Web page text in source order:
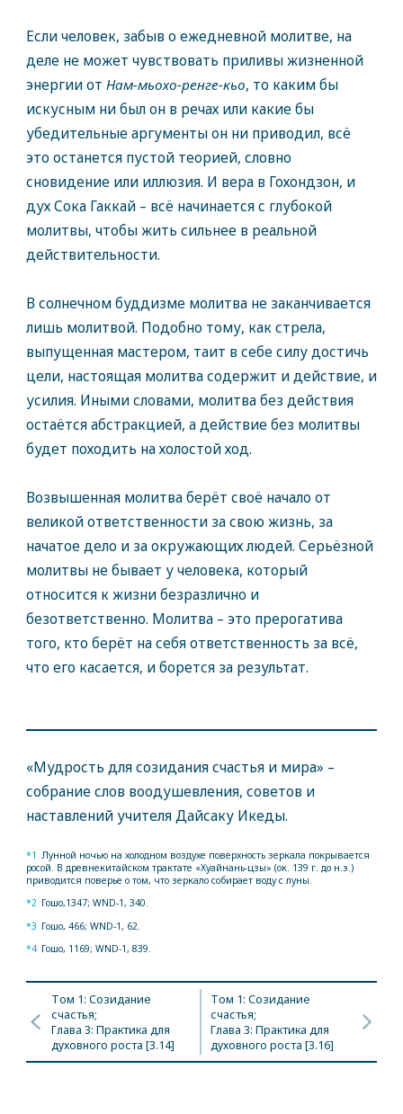
Если человек, забыв о ежедневной молитве, на
деле не может чувствовать приливы жизненной
энергии от Нам-мьохо-ренге-кьо, то каким бы
искусным ни был он в речах или какие бы
убедительные аргументы он ни приводил, всё
это останется пустой теорией, словно
сновидение или иллюзия. И вера в Гохондзон, и
дух Сока Гаккай – всё начинается с глубокой
молитвы, чтобы жить сильнее в реальной
действительности.
В солнечном буддизме молитва не заканчивается
лишь молитвой. Подобно тому, как стрела,
выпущенная мастером, таит в себе силу достичь
цели, настоящая молитва содержит и действие, и
усилия. Иными словами, молитва без действия
остаётся абстракцией, а действие без молитвы
будет походить на холостой ход.
Возвышенная молитва берёт своё начало от
великой ответственности за свою жизнь, за
начатое дело и за окружающих людей. Серьёзной
молитвы не бывает у человека, который
относится к жизни безразлично и
безответственно. Молитва – это прерогатива
того, кто берёт на себя ответственность за всё,
что его касается, и борется за результат.
«Мудрость для созидания счастья и мира» –
собрание слов воодушевления, советов и
наставлений учителя Дайсаку Икеды.
*1 Лунной ночью на холодном воздухе поверхность зеркала покрывается
росой. В древнекитайском трактате «Хуайнань-цзы» (ок. 139 г. до н.э.)
приводится поверье о том, что зеркало собирает воду с луны.
*2 Гошо,1347; WND-1, 340.
*3 Гошо, 466; WND-1, 62.
*4 Гошо, 1169; WND-1, 839.
Том 1: Созидание
счастья;
Глава 3: Практика для
духовного роста [3.14]
Том 1: Созидание
счастья;
Глава 3: Практика для
духовного роста [3.16]